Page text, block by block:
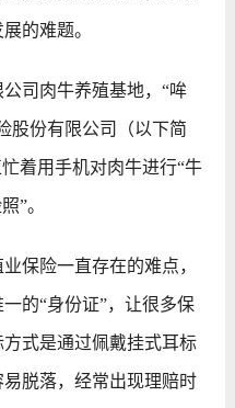
的难题。
司肉牛养殖基地，“哞
股份有限公司（以下简
着用手机对肉牛进行“牛
”。
险一直存在的难点，
的“身份证”，让很多保
式是通过佩戴挂式耳标
脱落，经常出现理赔时